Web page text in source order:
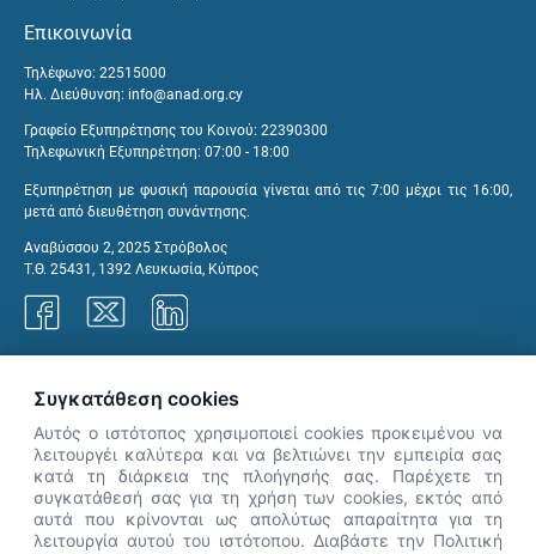
Επικοινωνία
Τηλέφωνο: 22515000
Ηλ. Διεύθυνση: info@anad.org.cy
Γραφείο Εξυπηρέτησης του Κοινού: 22390300
Τηλεφωνική Εξυπηρέτηση: 07:00 - 18:00
Εξυπηρέτηση με φυσική παρουσία γίνεται από τις 7:00 μέχρι τις 16:00,
μετά από διευθέτηση συνάντησης.
Αναβύσσου 2, 2025 Στρόβολος
Τ.Θ. 25431, 1392 Λευκωσία, Κύπρος
👋 Καλώς ήρθες! Είμαι η Νόησις.
Πες μου πώς μπορώ να σε βοηθήσω
Συγκατάθεση cookies
Αυτός ο ιστότοπος χρησιμοποιεί cookies προκειμένου να
λειτουργέι καλύτερα και να βελτιώνει την εμπειρία σας
κατά τη διάρκεια της πλοήγησής σας. Παρέχετε τη
συγκατάθεσή σας για τη χρήση των cookies, εκτός από
αυτά που κρίνονται ως απολύτως απαραίτητα για τη
λειτουργία αυτού του ιστότοπου. Διαβάστε την Πολιτική